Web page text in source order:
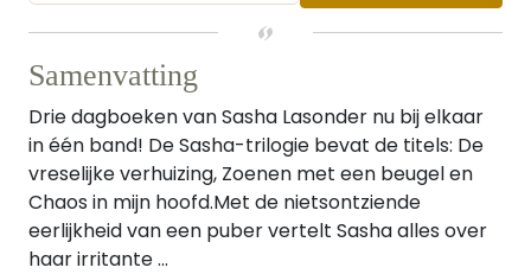
Samenvatting
Drie dagboeken van Sasha Lasonder nu bij elkaar
in één band! De Sasha-trilogie bevat de titels: De
vreselijke verhuizing, Zoenen met een beugel en
Chaos in mijn hoofd.Met de nietsontziende
eerlijkheid van een puber vertelt Sasha alles over
haar irritante ...